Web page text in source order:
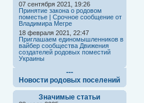
07 сентября 2021, 19:26
Принятие закона о родовом
поместье | Срочное сообщение от
Владимира Мегре
18 февраля 2021, 22:47
Приглашаем единомышленников в
вайбер сообщества Движения
создателей родовых поместий
Украины
---
Новости родовых поселений
Значимые статьи